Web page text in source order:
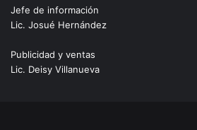
Jefe de información
Lic. Josué Hernández
Publicidad y ventas
Lic. Deisy Villanueva